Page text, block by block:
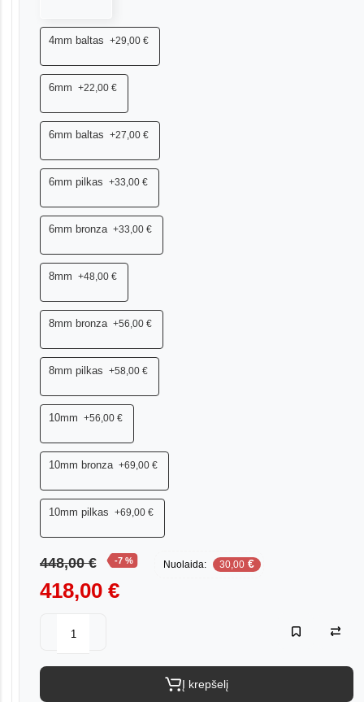
4mm baltas +29,00 €
6mm +22,00 €
6mm baltas +27,00 €
6mm pilkas +33,00 €
6mm bronza +33,00 €
8mm +48,00 €
8mm bronza +56,00 €
8mm pilkas +58,00 €
10mm +56,00 €
10mm bronza +69,00 €
10mm pilkas +69,00 €
448,00 € -7 % Nuolaida: 30,00 €
418,00 €
Į krepšelį